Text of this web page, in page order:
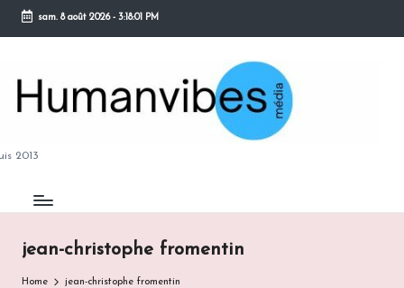
Skip
content
sam. 8 août 2026- 3:18:01 PM
2013
jean-christophe fromentin
Home jean-christophe fromentin